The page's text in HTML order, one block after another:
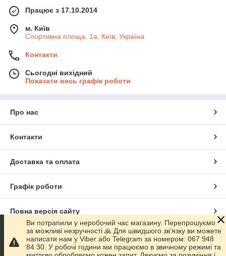
Працює з 17.10.2014
м. Київ
Спортивна площа, 1а, Київ, Україна
Контакти
Сьогодні вихідний
Показати весь графік роботи
Про нас
Контакти
Доставка та оплата
Графік роботи
Повна версія сайту
Сайт створено на маркетплейсіProm.ua
Ви потрапили у неробочий час магазину. Перепрошуємо
за можливі незручності 🙏 Для швидшого зв’язку ви можете
написати нам у Viber або Telegram за номером: 067 948
84 30. У робочі години ми працюємо в звичному режимі та